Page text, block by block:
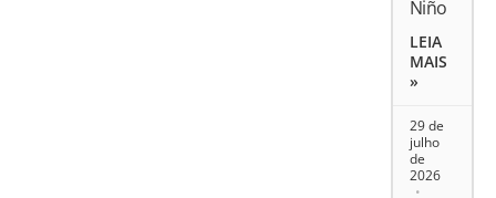
Niño
LEIA
MAIS
»
29 de
julho
de
2026